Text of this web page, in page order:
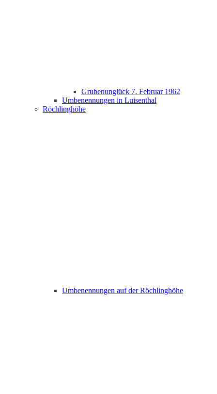
Grubenunglück 7. Februar 1962
Umbenennungen in Luisenthal
Röchlinghöhe
Umbenennungen auf der Röchlinghöhe